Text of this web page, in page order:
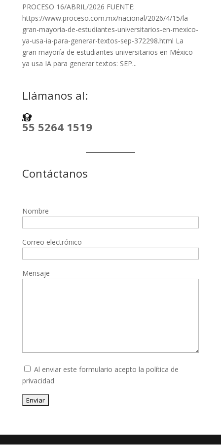
PROCESO 16/ABRIL/2026 FUENTE:
https://www.proceso.com.mx/nacional/2026/4/15/la-
gran-mayoria-de-estudiantes-universitarios-en-mexico-
ya-usa-ia-para-generar-textos-sep-372298.html La
gran mayoría de estudiantes universitarios en México
ya usa IA para generar textos: SEP...
Llámanos al:
55 5264 1519
Contáctanos
Nombre
Correo electrónico
Mensaje
Al enviar este formulario acepto la política de
privacidad
Enviar